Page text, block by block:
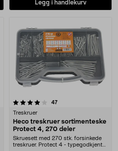
Legg i handlekurv
47anmeldelser
Treskruer
Heco treskruer sortimenteske
Protect 4, 270 deler
Skruesett med 270 stk. forsinkede
treskruer. Protect 4 - typegodkjent